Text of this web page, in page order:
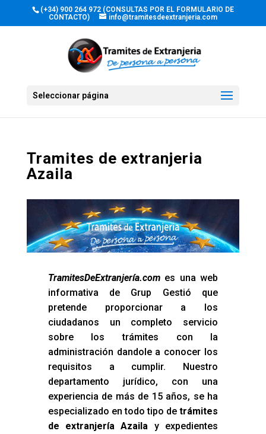
(+34) 900 264 972 (CONSULTAS POR EL FORMULARIO DE
CONTACTO)
info@tramitesdeextranjeria.com
Seleccionar página
Tramites de extranjeria
Azaila
TramitesDeExtranjería.comes una web
informativa de Grup Gestió que
pretende proporcionar a los
ciudadanos un completo servicio
sobre los trámites con la
administración dandole a conocer los
requisitos a cumplir. Nuestro
departamento jurídico, con una
experiencia de más de 15 años, se ha
especializado en todo tipo detrámites
de extranjería Azaila y expedientes